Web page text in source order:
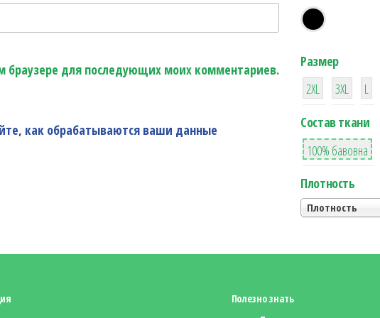
браузере для последующих моих комментариев.
как обрабатываются ваши данные
Размер
38
2XL
16
3XL L
Состав ткани
8
100% бавовна
Плотность
Плотность
Полезно знать